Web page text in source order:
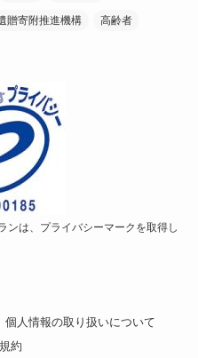
贈寄附推進機構 高齢者
ンは、プライバシーマークを取得し
個人情報の取り扱いについて
約